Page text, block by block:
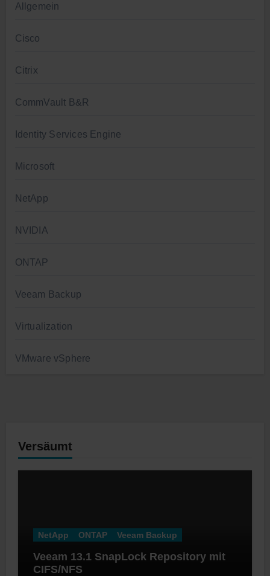
Allgemein
Cisco
Citrix
CommVault B&R
Identity Services Engine
Microsoft
NetApp
NVIDIA
ONTAP
Veeam Backup
Virtualization
VMware vSphere
Versäumt
NetApp ONTAP Veeam Backup
Veeam 13.1 SnapLock Repository mit
CIFS/NFS